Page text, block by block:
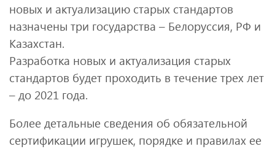
новых и актуализацию старых стандартов
назначены три государства – Белоруссия, РФ и
Казахстан.
Разработка новых и актуализация старых
стандартов будет проходить в течение трех лет
– до 2021 года.
Более детальные сведения об обязательной
сертификации игрушек, порядке и правилах ее